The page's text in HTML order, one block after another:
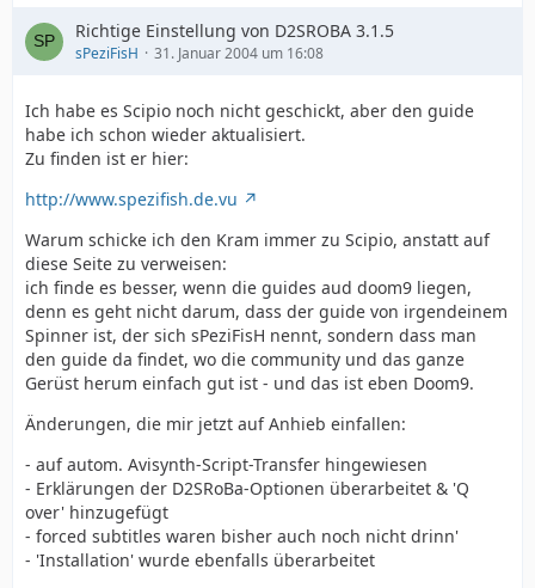
Richtige Einstellung von D2SROBA 3.1.5
sPeziFisH 31. Januar 2004 um 16:08
Ich habe es Scipio noch nicht geschickt, aber den guide
habe ich schon wieder aktualisiert.
Zu finden ist er hier:
http://www.spezifish.de.vu
Warum schicke ich den Kram immer zu Scipio, anstatt auf
diese Seite zu verweisen:
ich finde es besser, wenn die guides aud doom9 liegen,
denn es geht nicht darum, dass der guide von irgendeinem
Spinner ist, der sich sPeziFisH nennt, sondern dass man
den guide da findet, wo die community und das ganze
Gerüst herum einfach gut ist - und das ist eben Doom9.
Änderungen, die mir jetzt auf Anhieb einfallen:
- auf autom. Avisynth-Script-Transfer hingewiesen
- Erklärungen der D2SRoBa-Optionen überarbeitet & 'Q
over' hinzugefügt
- forced subtitles waren bisher auch noch nicht drinn'
- 'Installation' wurde ebenfalls überarbeitet